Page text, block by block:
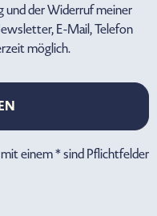
und der Widerruf meiner
E-Mail, Telefon
möglich.
mit einem * sind Pflichtfelder